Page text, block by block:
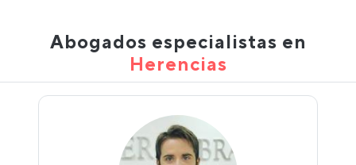
Abogados especialistas en
Herencias